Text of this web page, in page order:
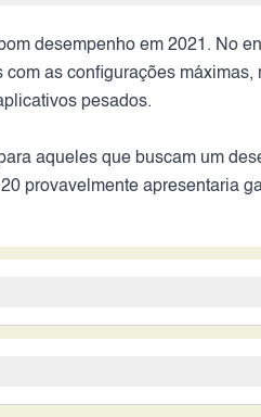
desempenho em 2021. No
as configurações
pesados.
aqueles que buscam um
provavelmente apresentaria
como modos de